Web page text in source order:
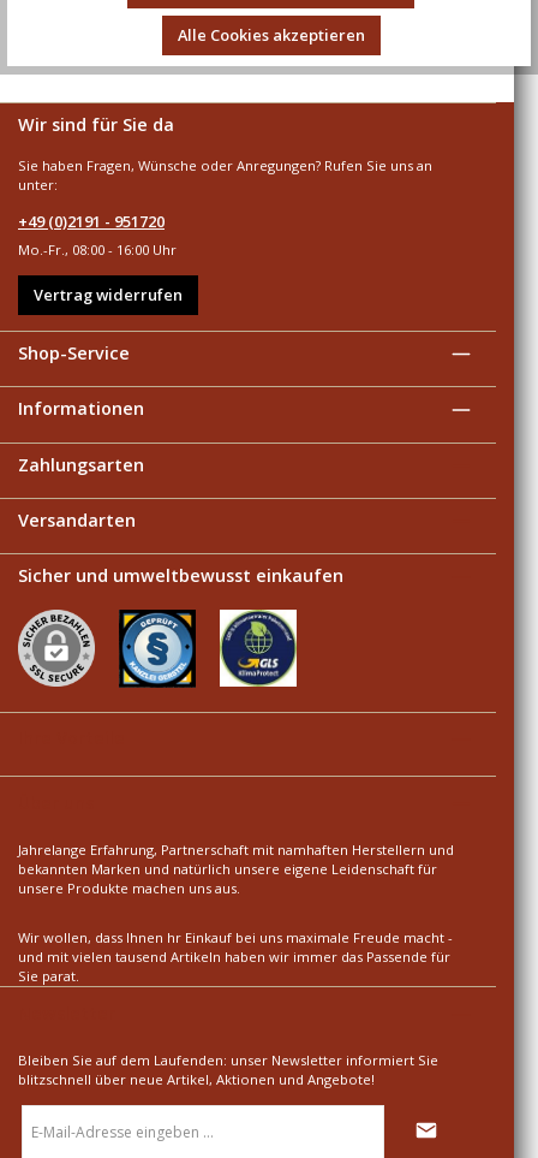
Wir sind für Sie da
Sie haben Fragen, Wünsche oder Anregungen? Rufen Sie uns an
unter:
+49 (0)2191 - 951720
Mo.-Fr., 08:00 - 16:00 Uhr
Vertrag widerrufen
Shop-Service
Informationen
Zahlungsarten
Versandarten
Sicher und umweltbewusst einkaufen
Jahrelange Erfahrung, Partnerschaft mit namhaften Herstellern und
bekannten Marken und natürlich unsere eigene Leidenschaft für
unsere Produkte machen uns aus.
Wir wollen, dass Ihnen hr Einkauf bei uns maximale Freude macht -
und mit vielen tausend Artikeln haben wir immer das Passende für
Sie parat.
Bleiben Sie auf dem Laufenden: unser Newsletter informiert Sie
blitzschnell über neue Artikel, Aktionen und Angebote!
Mail-
Alle Cookies akzeptieren